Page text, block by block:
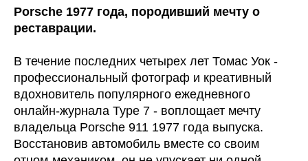
Porsche 1977 года, породивший мечту о
реставрации.
В течение последних четырех лет Томас Уок -
профессиональный фотограф и креативный
вдохновитель популярного ежедневного
онлайн-журнала Type 7 - воплощает мечту
владельца Porsche 911 1977 года выпуска.
Восстановив автомобиль вместе со своим